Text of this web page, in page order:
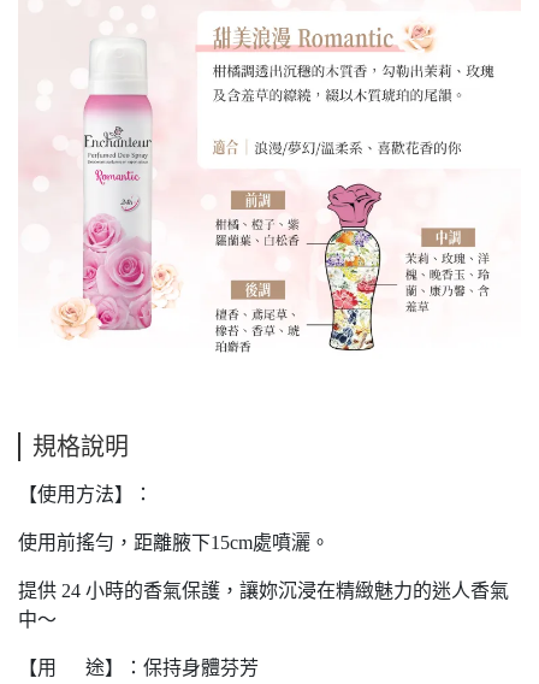
規格說明
【使用方法】：
使用前搖勻，距離腋下15cm處噴灑。
提供 24 小時的香氣保護，讓妳沉浸在精緻魅力的迷人香氣
中～
【用 途】：保持身體芬芳